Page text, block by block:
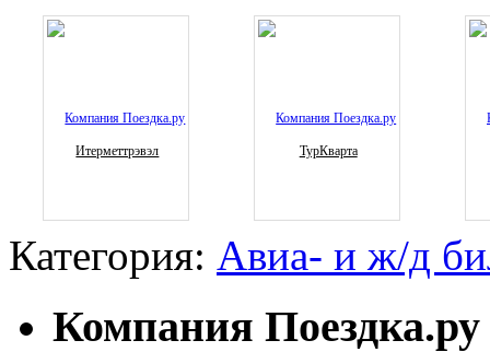
Итерметтрэвэл ТурКварта
Категория: Авиа- и ж/д
Компания Поездка.ру